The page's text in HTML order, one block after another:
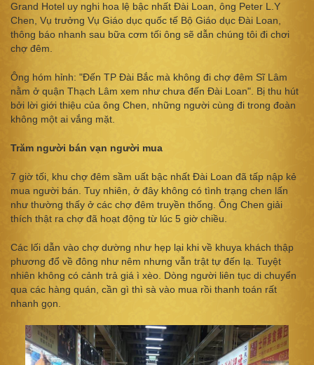
Grand Hotel uy nghi hoa lệ bậc nhất Đài Loan, ông Peter L.Y
Chen, Vụ trưởng Vụ Giáo dục quốc tế Bộ Giáo dục Đài Loan,
thông báo nhanh sau bữa cơm tối ông sẽ dẫn chúng tôi đi chơi
chợ đêm.
Ông hóm hỉnh: "Đến TP Đài Bắc mà không đi chợ đêm Sĩ Lâm
nằm ở quận Thạch Lâm xem như chưa đến Đài Loan". Bị thu hút
bởi lời giới thiệu của ông Chen, những người cùng đi trong đoàn
không một ai vắng mặt.
Trăm người bán vạn người mua
7 giờ tối, khu chợ đêm sầm uất bậc nhất Đài Loan đã tấp nập kẻ
mua người bán. Tuy nhiên, ở đây không có tình trạng chen lấn
như thường thấy ở các chợ đêm truyền thống. Ông Chen giải
thích thật ra chợ đã hoạt động từ lúc 5 giờ chiều.
Các lối dẫn vào chợ dường như hẹp lại khi về khuya khách thập
phương đổ về đông như nêm nhưng vẫn trật tự đến lạ. Tuyệt
nhiên không có cảnh trả giá ì xèo. Dòng người liên tục di chuyển
qua các hàng quán, cần gì thì sà vào mua rồi thanh toán rất
nhanh gọn.